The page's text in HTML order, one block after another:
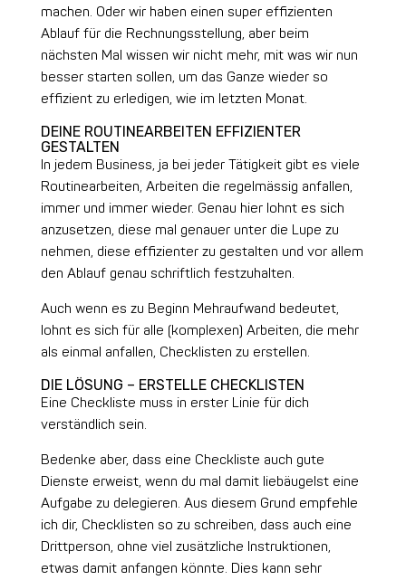
machen. Oder wir haben einen super effizienten
Ablauf für die Rechnungsstellung, aber beim
nächsten Mal wissen wir nicht mehr, mit was wir nun
besser starten sollen, um das Ganze wieder so
effizient zu erledigen, wie im letzten Monat.
DEINE ROUTINEARBEITEN EFFIZIENTER
GESTALTEN
In jedem Business, ja bei jeder Tätigkeit gibt es viele
Routinearbeiten, Arbeiten die regelmässig anfallen,
immer und immer wieder. Genau hier lohnt es sich
anzusetzen, diese mal genauer unter die Lupe zu
nehmen, diese effizienter zu gestalten und vor allem
den Ablauf genau schriftlich festzuhalten.
Auch wenn es zu Beginn Mehraufwand bedeutet,
lohnt es sich für alle (komplexen) Arbeiten, die mehr
als einmal anfallen, Checklisten zu erstellen.
DIE LÖSUNG – ERSTELLE CHECKLISTEN
Eine Checkliste muss in erster Linie für dich
verständlich sein.
Bedenke aber, dass eine Checkliste auch gute
Dienste erweist, wenn du mal damit liebäugelst eine
Aufgabe zu delegieren. Aus diesem Grund empfehle
ich dir, Checklisten so zu schreiben, dass auch eine
Drittperson, ohne viel zusätzliche Instruktionen,
etwas damit anfangen könnte. Dies kann sehr